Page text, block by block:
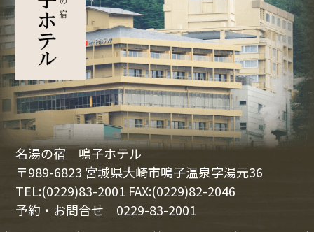
名湯の宿 鳴子ホテル
〒989-6823 宮城県大崎市鳴子温泉字湯元36
TEL:(0229)83-2001 FAX:(0229)82-2046
予約・お問合せ 0229-83-2001